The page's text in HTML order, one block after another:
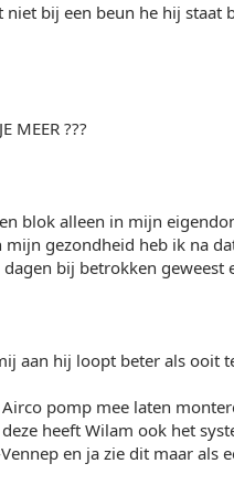
bij een beun he hij staat
MEER ???
blok alleen in mijn
mijn gezondheid heb ik na
bij betrokken geweest
aan hij loopt beter als ooit
pomp mee laten
heeft Wilam ook het
en ja zie dit maar als